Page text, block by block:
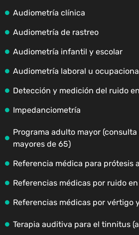
Audiometría clínica
Audiometría de rastreo
Audiometría infantil y escolar
Audiometría laboral u
Detección y medición del ruido
Impedanciometría
Programa adulto mayor
mayores de 65)
Referencia médica para prótesis
Referencias médicas por ruido
Referencias médicas por vértigo
Terapia auditiva para el tinnitus